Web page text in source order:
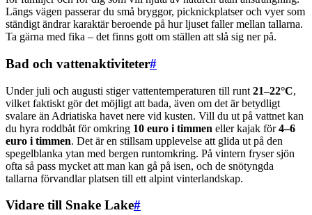
Längs vägen passerar du små bryggor, picknickplatser och vyer som
ständigt ändrar karaktär beroende på hur ljuset faller mellan tallarna.
Ta gärna med fika – det finns gott om ställen att slå sig ner på.
Bad och vattenaktiviteter#
Under juli och augusti stiger vattentemperaturen till runt 21–22°C,
vilket faktiskt gör det möjligt att bada, även om det är betydligt
svalare än Adriatiska havet nere vid kusten. Vill du ut på vattnet kan
du hyra roddbåt för omkring 10 euro i timmen eller kajak för4–6
euro i timmen. Det är en stillsam upplevelse att glida ut på den
spegelblanka ytan med bergen runtomkring. På vintern fryser sjön
ofta så pass mycket att man kan gå på isen, och de snötyngda
tallarna förvandlar platsen till ett alpint vinterlandskap.
Vidare till Snake Lake#